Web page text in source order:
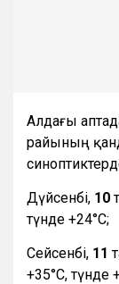
Алдағы
райының
Дүйсенбі, 10
түнде +24°С;
Сейсенбі, 11
+35°С, түнде